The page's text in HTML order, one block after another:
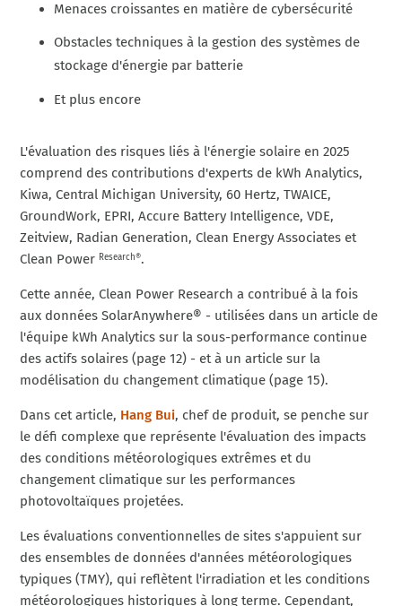
Menaces croissantes en matière de cybersécurité
Obstacles techniques à la gestion des systèmes de
stockage d'énergie par batterie
Et plus encore
L'évaluation des risques liés à l'énergie solaire en 2025
comprend des contributions d'experts de kWh Analytics,
Kiwa, Central Michigan University, 60 Hertz, TWAICE,
GroundWork, EPRI, Accure Battery Intelligence, VDE,
Zeitview, Radian Generation, Clean Energy Associates et
Clean Power Research®.
Cette année, Clean Power Research a contribué à la fois
aux données SolarAnywhere® - utilisées dans un article de
l'équipe kWh Analytics sur la sous-performance continue
des actifs solaires (page 12) - et à un article sur la
modélisation du changement climatique (page 15).
Dans cet article, Hang Bui, chef de produit, se penche sur
le défi complexe que représente l'évaluation des impacts
des conditions météorologiques extrêmes et du
changement climatique sur les performances
photovoltaïques projetées.
Les évaluations conventionnelles de sites s'appuient sur
des ensembles de données d'années météorologiques
typiques (TMY), qui reflètent l'irradiation et les conditions
météorologiques historiques à long terme. Cependant,